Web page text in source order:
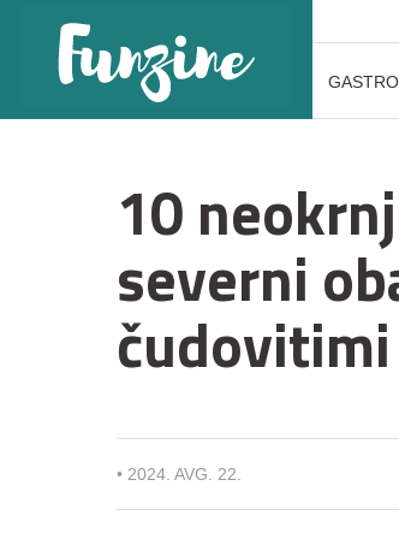
10
severni
• 2024. AVG. 22.